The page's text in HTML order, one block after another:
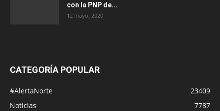
con la PNP de...
12 mayo, 2020
CATEGORÍA POPULAR
#AlertaNorte
23409
Noticias
7787